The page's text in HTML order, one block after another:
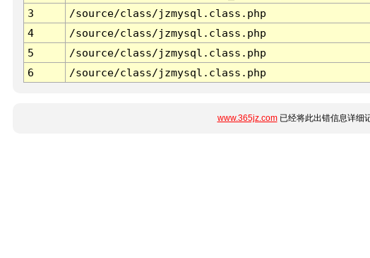
3
/source/class/jzmysql.class.php
4
/source/class/jzmysql.class.php
5
/source/class/jzmysql.class.php
6
/source/class/jzmysql.class.php
www.365jz.com已经将此出错信息详细